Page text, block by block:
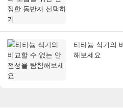
티타늄 식기의
해보세요